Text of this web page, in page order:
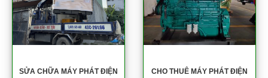
SỬA CHỮA MÁY PHÁT ĐIỆN CHO THUÊ MÁY PHÁT ĐIỆN